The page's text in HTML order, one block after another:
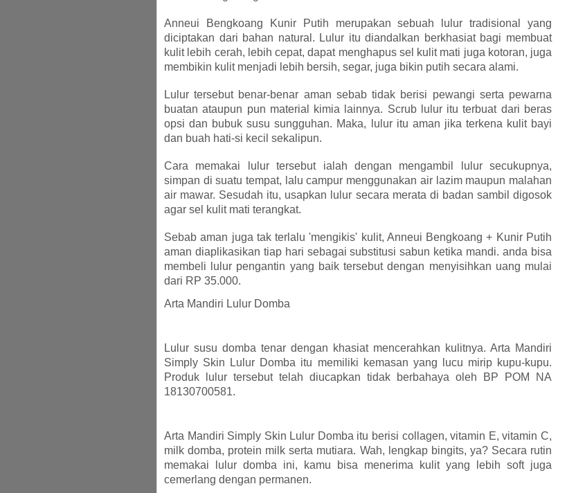
Anneui Bengkoang Kunir Putih merupakan sebuah lulur tradisional yang
diciptakan dari bahan natural. Lulur itu diandalkan berkhasiat bagi membuat
kulit lebih cerah, lebih cepat, dapat menghapus sel kulit mati juga kotoran, juga
membikin kulit menjadi lebih bersih, segar, juga bikin putih secara alami.
Lulur tersebut benar-benar aman sebab tidak berisi pewangi serta pewarna
buatan ataupun pun material kimia lainnya. Scrub lulur itu terbuat dari beras
opsi dan bubuk susu sungguhan. Maka, lulur itu aman jika terkena kulit bayi
dan buah hati-si kecil sekalipun.
Cara memakai lulur tersebut ialah dengan mengambil lulur secukupnya,
simpan di suatu tempat, lalu campur menggunakan air lazim maupun malahan
air mawar. Sesudah itu, usapkan lulur secara merata di badan sambil digosok
agar sel kulit mati terangkat.
Sebab aman juga tak terlalu 'mengikis' kulit, Anneui Bengkoang + Kunir Putih
aman diaplikasikan tiap hari sebagai substitusi sabun ketika mandi. anda bisa
membeli lulur pengantin yang baik tersebut dengan menyisihkan uang mulai
dari RP 35.000.
Arta Mandiri Lulur Domba
Lulur susu domba tenar dengan khasiat mencerahkan kulitnya. Arta Mandiri
Simply Skin Lulur Domba itu memiliki kemasan yang lucu mirip kupu-kupu.
Produk lulur tersebut telah diucapkan tidak berbahaya oleh BP POM NA
18130700581.
Arta Mandiri Simply Skin Lulur Domba itu berisi collagen, vitamin E, vitamin C,
milk domba, protein milk serta mutiara. Wah, lengkap bingits, ya? Secara rutin
memakai lulur domba ini, kamu bisa menerima kulit yang lebih soft juga
cemerlang dengan permanen.